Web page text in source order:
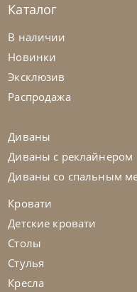
Natisa
Стул Queen
Каталог
В наличии
Новинки
Эксклюзив
Распродажа
Диваны
Диваны с реклайнером
Диваны со спальным
Кровати
Детские кровати
Столы
Стулья
Кресла